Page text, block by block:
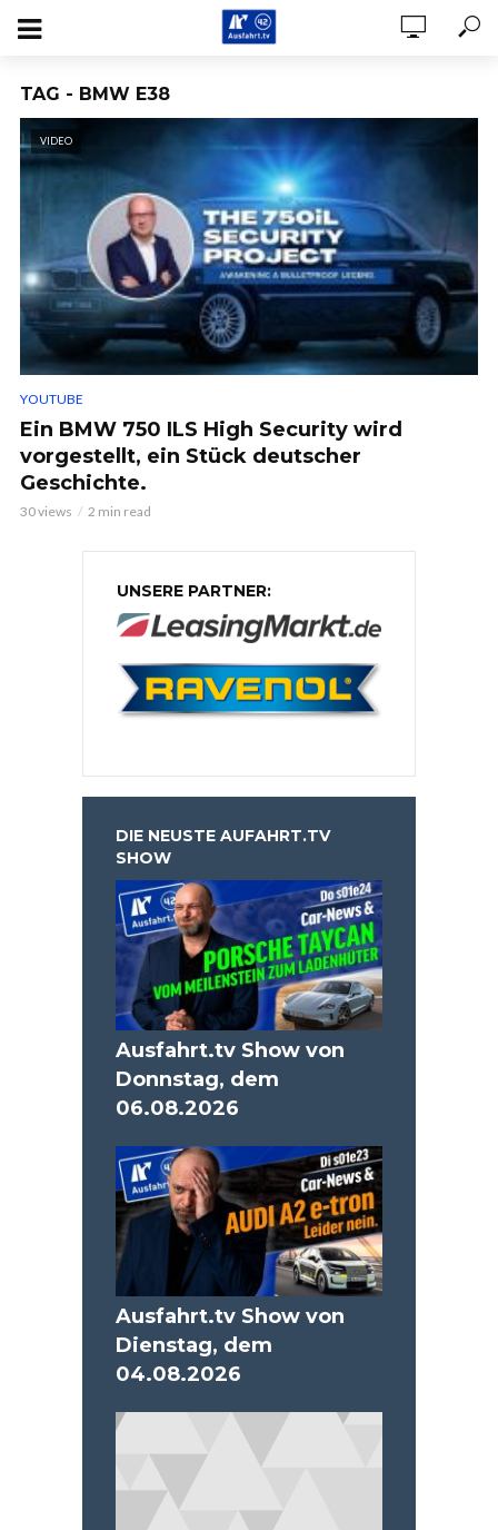
TAG - BMW E38
VIDEO
YOUTUBE
Ein BMW 750 ILS High Security wird
vorgestellt, ein Stück deutscher
Geschichte.
30 views 2 min read
UNSERE PARTNER:
DIE NEUSTE AUFAHRT.TV
SHOW
Ausfahrt.tv Show von
Donnstag, dem
06.08.2026
Ausfahrt.tv Show von
Dienstag, dem
04.08.2026